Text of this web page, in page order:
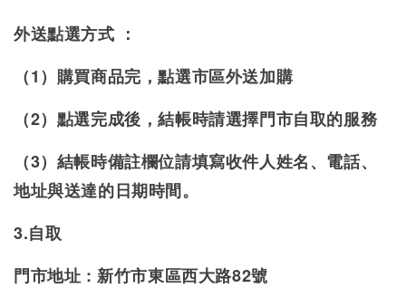
外送點選方式 ：
（1）購買商品完，點選市區外送加購
（2）點選完成後，結帳時請選擇門市自取的服務
（3）結帳時備註欄位請填寫收件人姓名、電話、
地址與送達的日期時間。
3.自取
門市地址 : 新竹市東區西大路82號